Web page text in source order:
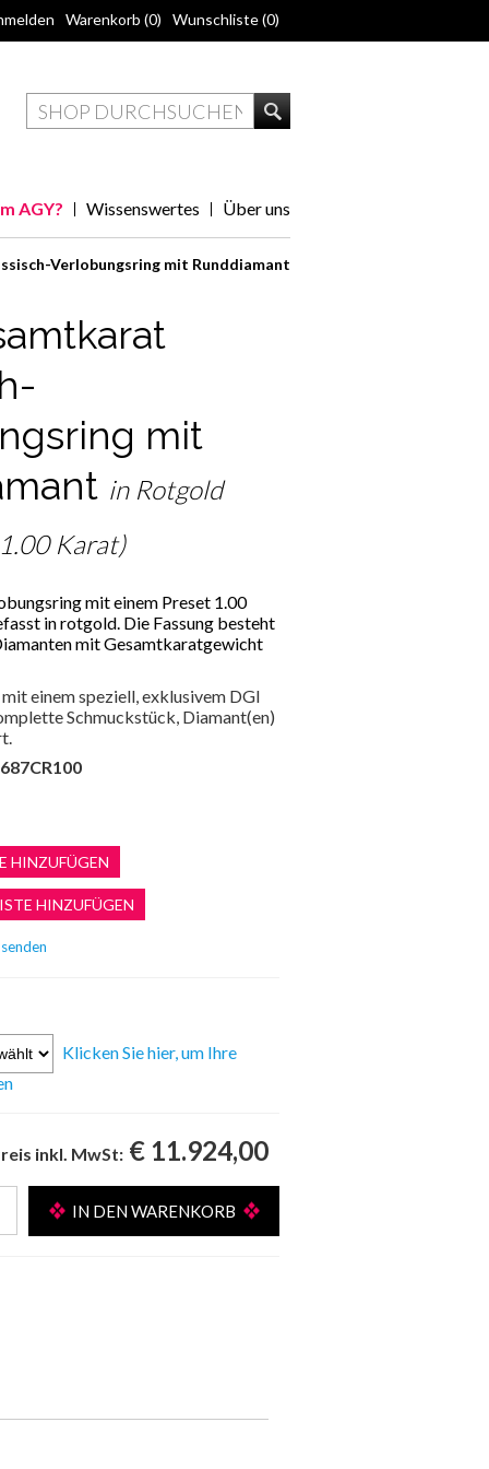
Warenkorb (0) Wunschliste(0)
Über uns
Wissenswertes
AGY?
Verlobungsring mit Runddiamant
mit
in Rotgold
Karat)
mit einem Preset 1.00
in rotgold. Die Fassung besteht
mit Gesamtkaratgewicht
einem speziell, exklusivem DGI
Schmuckstück, Diamant(en)
Klicken Sie hier, um Ihre
inkl. MwSt: € 11.924,00